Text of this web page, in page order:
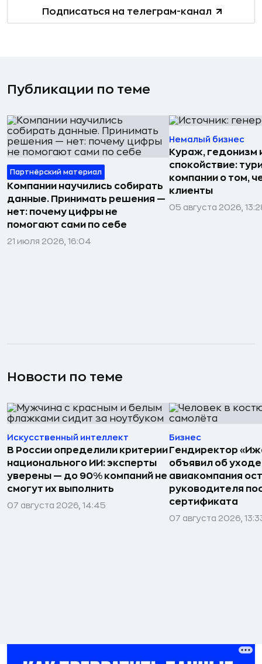
Подписаться на телеграм-канал
Публикации по теме
Партнёрский материал
Компании научились собирать
данные. Принимать решения —
нет: почему цифры не
помогают сами по себе
21 июля 2026, 16:04
Немалый бизнес
Кураж, гедонизм
спокойствие:
компании о том,
клиенты
05 августа 2026,
Новости по теме
Искусственный интеллект
В России определили критерии
национального ИИ: эксперты
уверены — до 90% компаний не
смогут их выполнить
07 августа 2026, 14:45
Бизнес
Гендиректор
объявил об
авиакомпания
руководителя
сертификата
07 августа 2026,